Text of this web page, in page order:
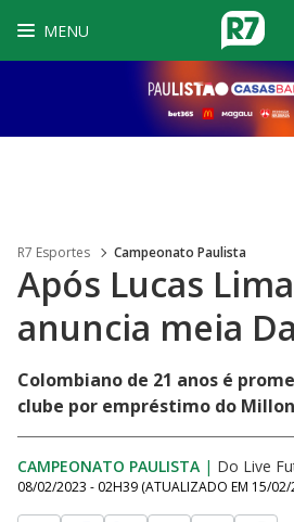
MENU
R7 Esportes Campeonato Paulista
Após Lucas
anuncia meia
Colombiano de 21 anos é
clube por empréstimo do
CAMPEONATO PAULISTA | Do Live
08/02/2023 - 02H39 (ATUALIZADO EM 15/02/